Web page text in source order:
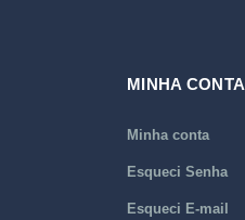
MINHA CONTA
Minha conta
Esqueci Senha
Esqueci E-mail